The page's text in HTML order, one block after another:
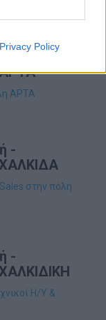
Privacy Policy
-
ΑΡΤΑ
-
στην πόλη
-
Η/Υ &